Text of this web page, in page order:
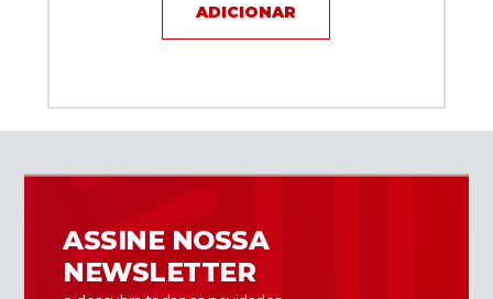
ADICIONAR
ASSINE NOSSA
NEWSLETTER